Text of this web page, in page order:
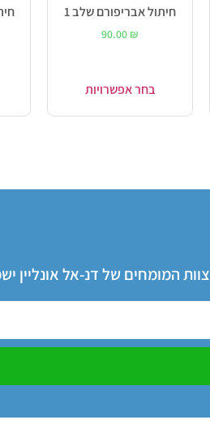
חיתול אבריפורם שלב 1
90.00 ₪
בחר אפשרויות
צוות המומחים של דנ-אל אונליין